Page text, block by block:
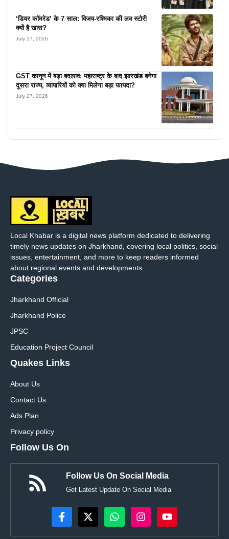
‘डियर कॉमरेड’ के 7 साल: विजय-रश्मिका की लव स्टोरी
क्यों है खास?
July 27, 2026
GST कानून में बड़ा बदलाव: महाराष्ट्र के बाद झारखंड बनेगा
दूसरा राज्य, व्यापारियों को क्या मिलेगा बड़ा फायदा?
July 27, 2026
Local Khabar is a digital news platform dedicated to delivering
timely news updates on Jharkhand, covering local politics, social
issues, entertainment, and more to keep readers informed
about regional events and developments..
Categories
Jharkhand Official
Jharkhand Police
JPSC
Education Project Council
Quakes Links
About Us
Contact Us
Ads Plan
Privacy policy
Follow Us On
Follow Us On Social Media
Get Latest Update On Social Media